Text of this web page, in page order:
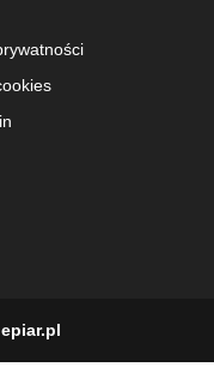
epiar.pl